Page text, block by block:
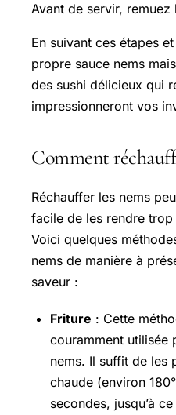
Avant de servir, remuez
En suivant ces étapes
propre sauce nems
des sushi délicieux qui
impressionneront vos
Comment
Réchauffer les nems
facile de les rendre
Voici quelques
nems de manière à
saveur :
Friture : Cette
couramment utilisée
nems. Il suffit de les
chaude (environ
secondes, jusqu’à